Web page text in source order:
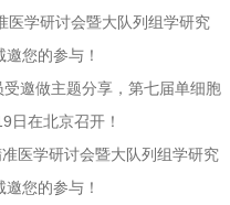
医学研讨会暨大队列组学研究
您的参与！
受邀做主题分享，第七届单细胞
日在北京召开！
医学研讨会暨大队列组学研究
您的参与！